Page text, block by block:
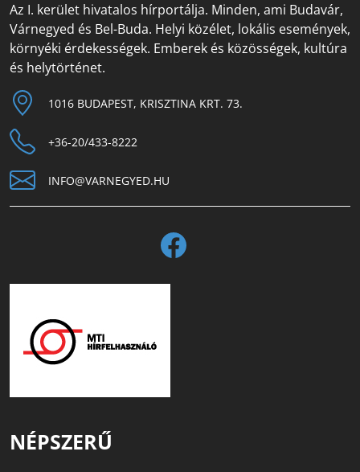
Az I. kerület hivatalos hírportálja. Minden, ami Budavár,
Várnegyed és Bel-Buda. Helyi közélet, lokális események,
környéki érdekességek. Emberek és közösségek, kultúra
és helytörténet.
1016 BUDAPEST, KRISZTINA KRT. 73.
+36-20/433-8222
INFO@VARNEGYED.HU
NÉPSZERŰ